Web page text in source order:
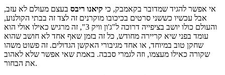
אי אפשר להגיד שמדובר בקאמבק, כי קיאנו ריבס בעצם מעולם לא עזב,
אבל עכשיו כששני סרטים בכיכובו מוקרנים זה לצד זה בבתי הקולנוע,
והעולם כולו יושב בציפייה דרוכה ל"ג'ון וויק 3", זה מרגיש כאילו אולי הוא
עומד בפני שיא קריירה מחודש, כל זה בזמן שאף אחד לא חושב שהוא
שחקן טוב במיוחד, או אחד מגיבורי האקשן הגדולים. זה פשוט משהו
שקורה כאילו מעצמו, וזה לגמרי סבבה. באמת שאי אפשר שלא לאהוב
את הבחור.